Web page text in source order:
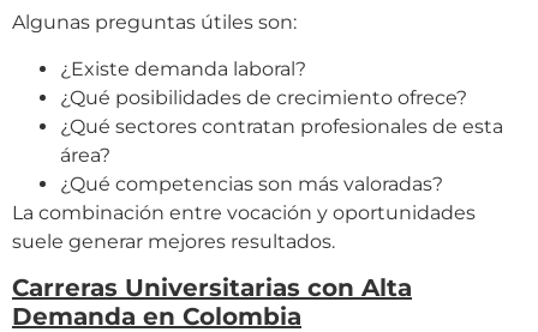
Algunas preguntas útiles son:
¿Existe demanda laboral?
¿Qué posibilidades de crecimiento ofrece?
¿Qué sectores contratan profesionales de esta
área?
¿Qué competencias son más valoradas?
La combinación entre vocación y oportunidades
suele generar mejores resultados.
Carreras Universitarias con Alta
Demanda en Colombia